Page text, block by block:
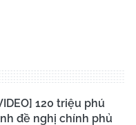
120 triệu phú
đề nghị chính phủ